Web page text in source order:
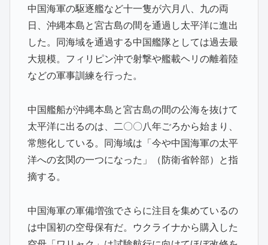
中国海軍の駆逐艦など十一隻が六月八、九の両
日、沖縄本島と宮古島の間を通過し太平洋に進出
した。同海域を通過する中国艦隊としては過去最
大規模。フィリピン沖で射撃や艦載ヘリの離着陸
などの軍事訓練を行った。
中国艦船が沖縄本島と宮古島の間の公海を抜けて
太平洋に出るのは、二〇〇八年ごろから始まり、
常態化している。同海域は「今や中国海軍の太平
洋への玄関の一つになった」（防衛省幹部）と指
摘する。
中国海軍の軍備増強でさらに注目を集めているの
は中国初の空母保有だ。ウクライナから購入した